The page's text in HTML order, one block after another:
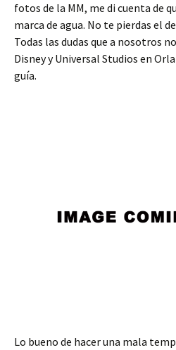
fotos de la MM, me di cuenta de
marca de agua. No te pierdas el
Todas las dudas que a nosotros
Disney y Universal Studios en
guía.
Lo bueno de hacer una mala